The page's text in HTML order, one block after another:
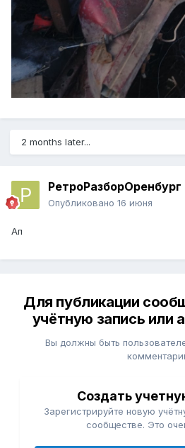
2 months later...
РетроРазборОренбург
Опубликовано 16 июня
Ап
Для публикации
учётную запись или
Вы должны быть
Создать
Зарегистрируйте новую
сообществе. Это